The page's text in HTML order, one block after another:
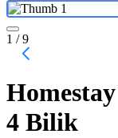
1 / 9
4 Bilik